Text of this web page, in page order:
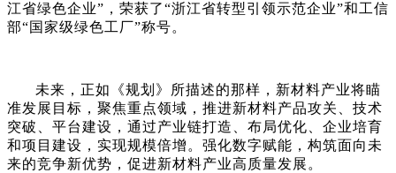
江省绿色企业” ，荣获了“浙江省转型引领示范企业”和工信
部“国家级绿色工厂”称号。
未来，正如《规划》所描述的那样，新材料产业将瞄
准发展目标，聚焦重点领域，推进新材料产品攻关、技术
突破、平台建设，通过产业链打造、布局优化、企业培育
和项目建设，实现规模倍增。强化数字赋能，构筑面向未
来的竞争新优势，促进新材料产业高质量发展。